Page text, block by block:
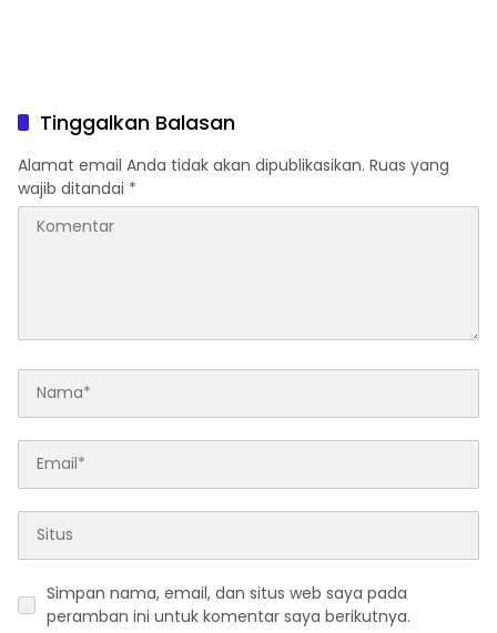
Tinggalkan Balasan
Alamat email Anda tidak akan dipublikasikan. Ruas yang
wajib ditandai *
Simpan nama, email, dan situs web saya pada
peramban ini untuk komentar saya berikutnya.